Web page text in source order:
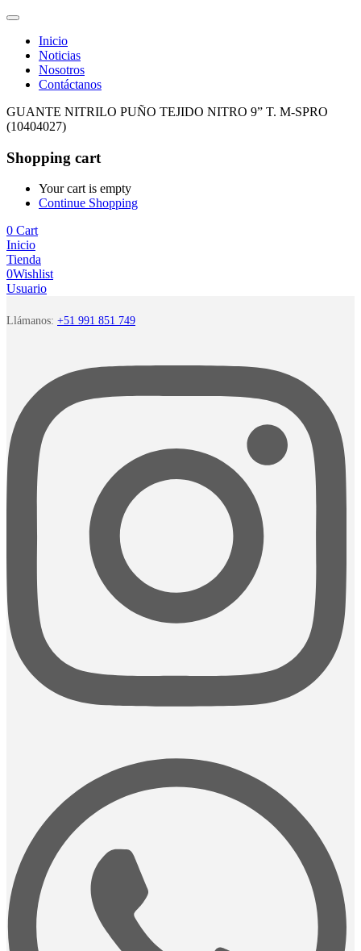
Inicio
Noticias
Nosotros
Contáctanos
GUANTE NITRILO PUÑO TEJIDO NITRO 9” T. M-SPRO
(10404027)
Shopping cart
Your cart is empty
Continue Shopping
0 Cart
Inicio
Tienda
0Wishlist
Usuario
Llámanos: +51 991 851 749